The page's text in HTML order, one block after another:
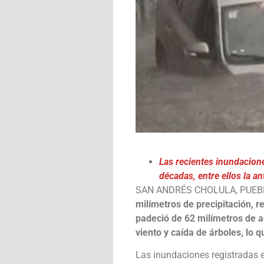
Las recientes
décadas, entre ellos la
SAN ANDRÉS CHOLULA,
milímetros de precipitación,
padeció de 62 milímetros de
viento y caída de árboles, lo
Las inundaciones registradas